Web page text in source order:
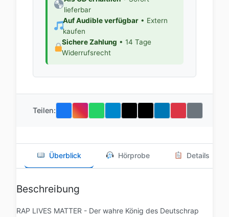
lieferbar
Auf Audible verfügbar• Extern
kaufen
Sichere Zahlung • 14 Tage
Widerrufsrecht
Teilen:
Überblick Hörprobe Details
Beschreibung
RAP LIVES MATTER - Der wahre König des Deutschrap